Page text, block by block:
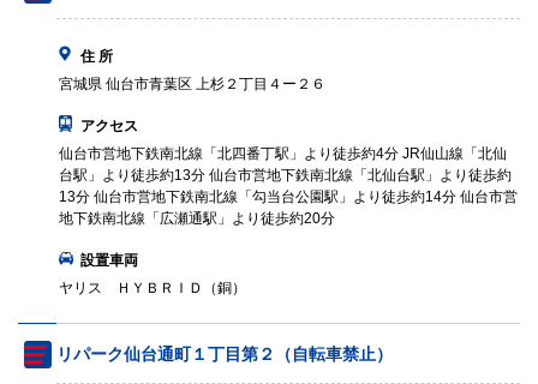
住 所
宮城県 仙台市青葉区 上杉２丁目４ー２６
アクセス
仙台市営地下鉄南北線「北四番丁駅」より徒歩約4分 JR仙山線「北仙
台駅」より徒歩約13分 仙台市営地下鉄南北線「北仙台駅」より徒歩約
13分 仙台市営地下鉄南北線「勾当台公園駅」より徒歩約14分 仙台市営
地下鉄南北線「広瀬通駅」より徒歩約20分
設置車両
ヤリス ＨＹＢＲＩＤ（銅）
リパーク仙台通町１丁目第２（自転車禁止）